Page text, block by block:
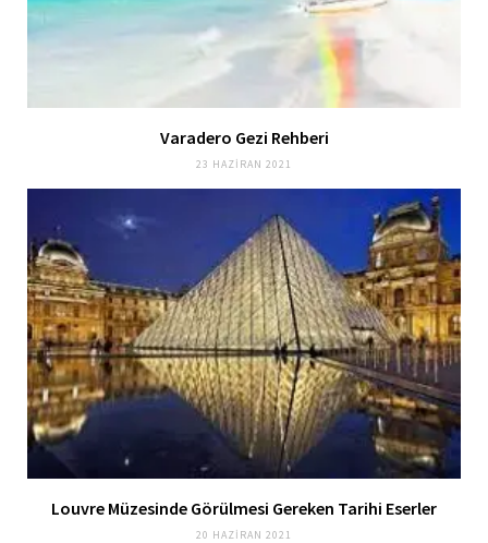
Varadero Gezi Rehberi
23 HAZIRAN 2021
Louvre Müzesinde Görülmesi Gereken Tarihi Eserler
20 HAZIRAN 2021